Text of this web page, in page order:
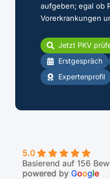
aufgeben; egal ob
Vorerkrankungen
Jetzt PKV
Erstgespräch
Expertenprofil
5.0
Basierend auf 156
powered by Google